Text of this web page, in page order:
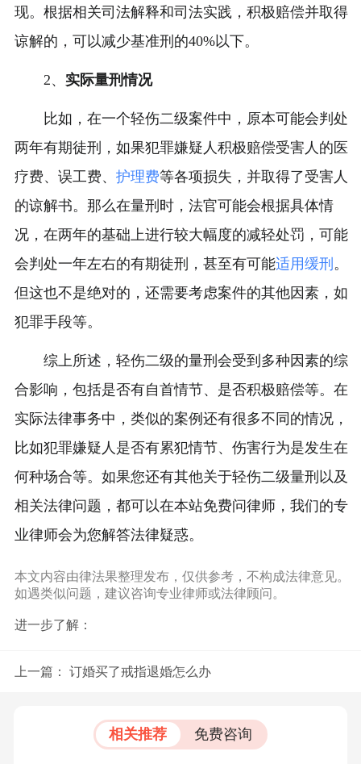
现。根据相关司法解释和司法实践，积极赔偿并取得
谅解的，可以减少基准刑的40%以下。
2、 实际量刑情况
比如，在一个轻伤二级案件中，原本可能会判处
两年有期徒刑，如果犯罪嫌疑人积极赔偿受害人的医
疗费、误工费、 护理费等各项损失，并取得了受害人
的谅解书。那么在量刑时，法官可能会根据具体情
况，在两年的基础上进行较大幅度的减轻处罚，可能
会判处一年左右的有期徒刑，甚至有可能适用缓刑 。
但这也不是绝对的，还需要考虑案件的其他因素，如
犯罪手段等。
综上所述，轻伤二级的量刑会受到多种因素的综
合影响，包括是否有自首情节、是否积极赔偿等。在
实际法律事务中，类似的案例还有很多不同的情况，
比如犯罪嫌疑人是否有累犯情节、伤害行为是发生在
何种场合等。如果您还有其他关于轻伤二级量刑以及
相关法律问题，都可以在本站免费问律师，我们的专
业律师会为您解答法律疑惑。
本文内容由律法果整理发布，仅供参考，不构成法律意见。
如遇类似问题，建议咨询专业律师或法律顾问。
进一步了解：
上一篇： 订婚买了戒指退婚怎么办
相关推荐 免费咨询